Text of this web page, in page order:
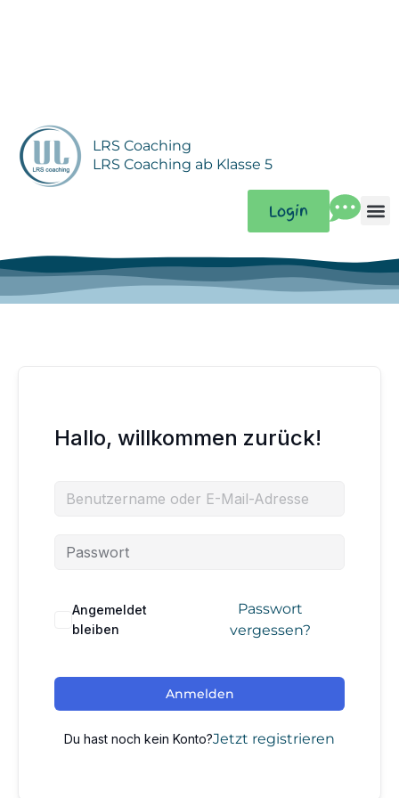
LRS Coaching
LRS Coaching ab Klasse 5
Login
Hallo, willkommen zurück!
Angemeldet
bleiben
Passwort
vergessen?
Anmelden
Du hast noch kein Konto?Jetzt registrieren